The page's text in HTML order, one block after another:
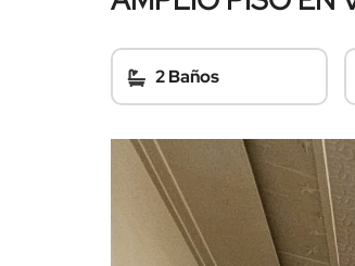
2 Baños